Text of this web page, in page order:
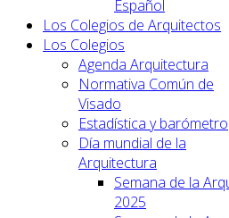
Español
Los Colegios de Arquitectos
Los Colegios
Agenda Arquitectura
Normativa Común de
Visado
Estadística y barómetro
Día mundial de la
Arquitectura
Semana de la
2025